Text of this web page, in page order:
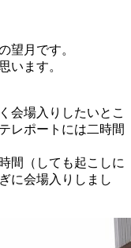
望月です。
います。
会場入りしたいとこ
レポートには二時間
間（しても起こしに
に会場入りしまし